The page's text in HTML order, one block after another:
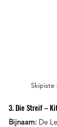
Skipiste
3. Die Streif –
Bijnaam: De